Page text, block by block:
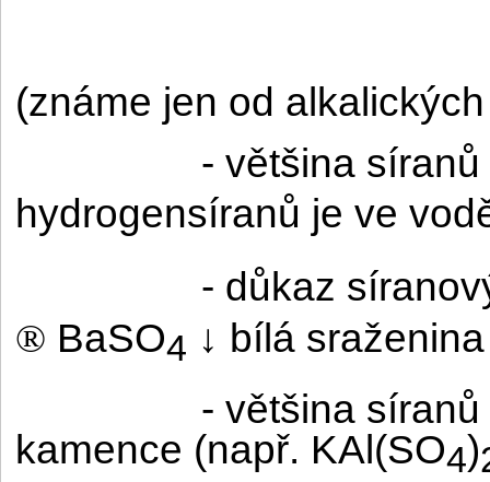
(známe jen od
- většina
hydrogensíranů je ve
- důkaz
® BaSO4 ↓ bílá sraženina
- většina
kamence (např. KAl(SO4)